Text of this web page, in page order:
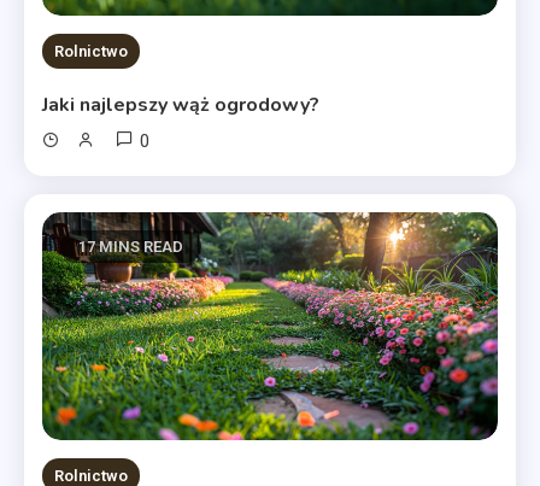
Rolnictwo
Jaki najlepszy wąż ogrodowy?
0
17 MINS READ
Rolnictwo